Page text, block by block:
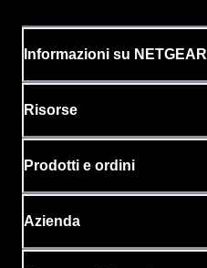
Informazioni su NETGEAR
Risorse
Prodotti e ordini
Azienda